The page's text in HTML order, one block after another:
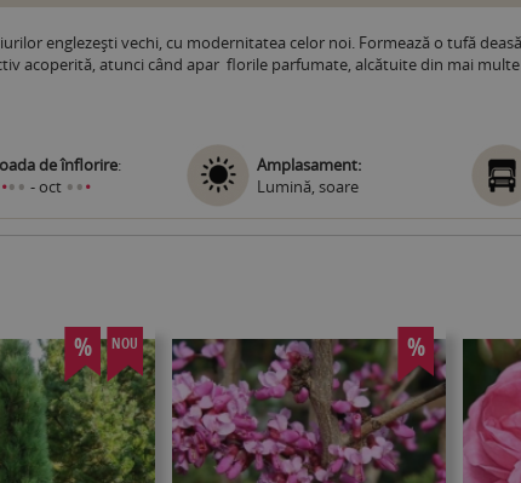
englezeşti vechi, cu modernitatea celor noi. Formează o tufă
acoperită, atunci când apar florile parfumate, alcătuite din mai
de înflorire:
••• - oct •••
Amplasament:
Lumină, soare
% NOU %